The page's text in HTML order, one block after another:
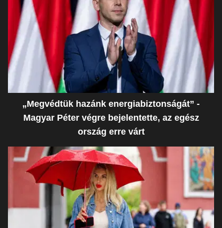
„Megvédtük hazánk energiabiztonságát” -
Magyar Péter végre bejelentette, az egész
ország erre várt